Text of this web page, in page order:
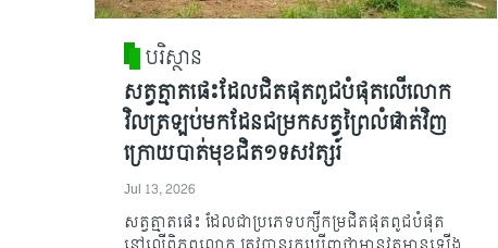
បរិស្ថាន
សត្វត្មាតផេះដែលជិតផុតពូជបំផុតលើលោក
វិលត្រឡប់មកដែនជម្រកសត្វព្រៃលំផាត់វិញ
ក្រោយបាត់មុខជិត១ទសវត្សរ៍
Jul 13, 2026
សត្វត្មាតផេះ ដែលជាប្រភេទបក្សីកម្រជិតផុតពូជបំផុត